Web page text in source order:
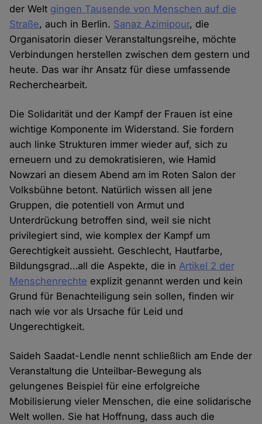
der Welt gingen Tausende von Menschen auf die
Straße, auch in Berlin. Sanaz Azimipour, die
Organisatorin dieser Veranstaltungsreihe, möchte
Verbindungen herstellen zwischen dem gestern und
heute. Das war ihr Ansatz für diese umfassende
Recherchearbeit.
Die Solidarität und der Kampf der Frauen ist eine
wichtige Komponente im Widerstand. Sie fordern
auch linke Strukturen immer wieder auf, sich zu
erneuern und zu demokratisieren, wie Hamid
Nowzari an diesem Abend am im Roten Salon der
Volksbühne betont. Natürlich wissen all jene
Gruppen, die potentiell von Armut und
Unterdrückung betroffen sind, weil sie nicht
privilegiert sind, wie komplex der Kampf um
Gerechtigkeit aussieht. Geschlecht, Hautfarbe,
Bildungsgrad…all die Aspekte, die in Artikel 2 der
Menschenrechte explizit genannt werden und kein
Grund für Benachteiligung sein sollen, finden wir
nach wie vor als Ursache für Leid und
Ungerechtigkeit.
Saideh Saadat-Lendle nennt schließlich am Ende der
Veranstaltung die Unteilbar-Bewegung als
gelungenes Beispiel für eine erfolgreiche
Mobilisierung vieler Menschen, die eine solidarische
Welt wollen. Sie hat Hoffnung, dass auch die